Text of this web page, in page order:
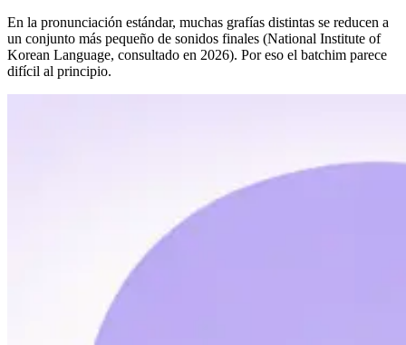
En la pronunciación estándar, muchas grafías distintas se reducen a
un conjunto más pequeño de sonidos finales (National Institute of
Korean Language, consultado en 2026). Por eso el batchim parece
difícil al principio.